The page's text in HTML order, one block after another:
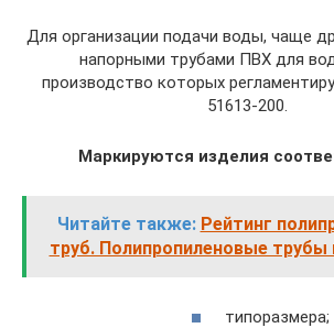
Для организации подачи воды, чаще
напорными трубами ПВХ для
производство которых
51613-200.
Маркируются изделия
Читайте также: Рейтинг
труб. Полипропиленовые трубы
типоразмера;